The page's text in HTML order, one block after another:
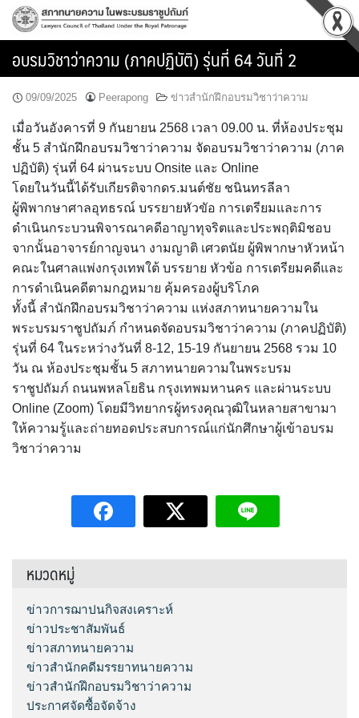
Skip
อบรมวิชาว่าความ (ภาคปฏิบัติ) รุ่นที่ 64 วันที่ 2
09/09/2025 Peerapong ข่าวสำนักฝึกอบรมวิชาว่าความ
เมื่อวันอังคารที่ 9 กันยายน 2568 เวลา 09.00 น. ที่ห้องประชุม
ชั้น 5 สำนักฝึกอบรมวิชาว่าความ จัดอบรมวิชาว่าความ (ภาค
ปฏิบัติ) รุ่นที่ 64 ผ่านระบบ Onsite และ Online
โดยในวันนี้ได้รับเกียรติจากดร.มนต์ชัย ชนินทรลีลา
ผู้พิพากษาศาลอุทธรณ์ บรรยายหัวขัอ การเตรียมและการ
ดำเนินกระบวนพิจารณาคดีอาญาทุจริตและประพฤติมิชอบ
จากนั้นอาจารย์กาญจนา งามญาติ เศวตนัย ผู้พิพากษาหัวหน้า
คณะในศาลแพ่งกรุงเทพใต้ บรรยาย หัวข้อ การเตรียมคดีและ
การดำเนินคดีตามกฎหมาย คุ้มครองผู้บริโภค
ทั้งนี้ สำนักฝึกอบรมวิชาว่าความ แห่งสภาทนายความใน
พระบรมราชูปถัมภ์ กำหนดจัดอบรมวิชาว่าความ (ภาคปฏิบัติ)
รุ่นที่ 64 ในระหว่างวันที่ 8-12, 15-19 กันยายน 2568 รวม 10
วัน ณ ห้องประชุมชั้น 5 สภาทนายความในพระบรม
ราชูปถัมภ์ ถนนพหลโยธิน กรุงเทพมหานคร และผ่านระบบ
Online (Zoom) โดยมีวิทยากรผู้ทรงคุณวุฒิในหลายสาขามา
ให้ความรู้และถ่ายทอดประสบการณ์แก่นักศึกษาผู้เข้าอบรม
วิชาว่าความ
หมวดหมู่
ข่าวการฌาปนกิจสงเคราะห์
ข่าวประชาสัมพันธ์
ข่าวสภาทนายความ
ข่าวสำนักคดีมรรยาทนายความ
ข่าวสำนักฝึกอบรมวิชาว่าความ
ประกาศจัดซื้อจัดจ้าง